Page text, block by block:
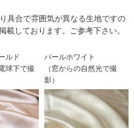
具合で雰囲気が異なる生地ですの
載しております。ご参考下さい。
ルド
球下で撮
パールホワイト
（窓からの自然光で撮
影）